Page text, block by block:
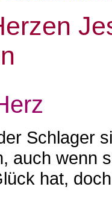
Schlager
auch wenn
hat,